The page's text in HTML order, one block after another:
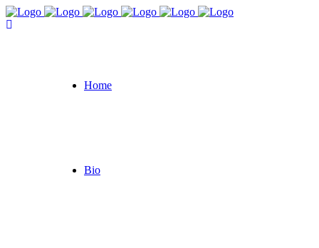
Home
Bio